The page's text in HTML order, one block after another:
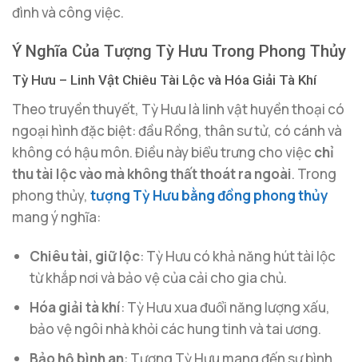
đình và công việc.
Ý Nghĩa Của Tượng Tỳ Hưu Trong Phong Thủy
Tỳ Hưu – Linh Vật Chiêu Tài Lộc và Hóa Giải Tà Khí
Theo truyền thuyết, Tỳ Hưu là linh vật huyền thoại có
ngoại hình đặc biệt: đầu Rồng, thân sư tử, có cánh và
không có hậu môn. Điều này biểu trưng cho việc chỉ
thu tài lộc vào mà không thất thoát ra ngoài. Trong
phong thủy, tượng Tỳ Hưu bằng đồng phong thủy
mang ý nghĩa:
Chiêu tài, giữ lộc: Tỳ Hưu có khả năng hút tài lộc
từ khắp nơi và bảo vệ của cải cho gia chủ.
Hóa giải tà khí: Tỳ Hưu xua đuổi năng lượng xấu,
bảo vệ ngôi nhà khỏi các hung tinh và tai ương.